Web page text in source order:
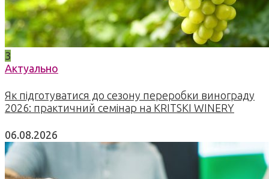
3
Актуально
Як підготуватися до сезону переробки винограду
2026: практичний семінар на KRITSKI WINERY
06.08.2026